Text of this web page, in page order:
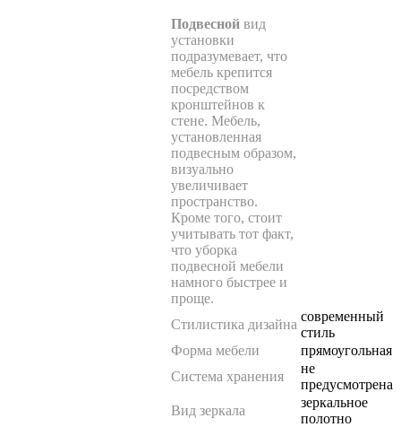
Подвесной вид
установки
подразумевает, что
мебель крепится
посредством
кронштейнов к
стене. Мебель,
установленная
подвесным образом,
визуально
увеличивает
пространство.
Кроме того, стоит
учитывать тот факт,
что уборка
подвесной мебели
намного быстрее и
проще.
Стилистика дизайна
современный
стиль
Форма мебели
прямоугольная
Система хранения
не
предусмотрена
Вид зеркала
зеркальное
полотно